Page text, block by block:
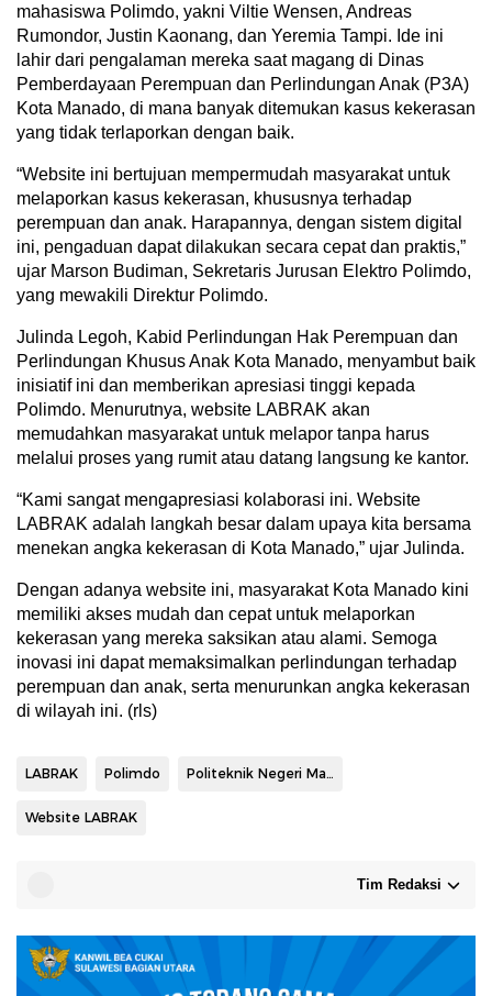
mahasiswa Polimdo, yakni Viltie Wensen, Andreas
Rumondor, Justin Kaonang, dan Yeremia Tampi. Ide ini
lahir dari pengalaman mereka saat magang di Dinas
Pemberdayaan Perempuan dan Perlindungan Anak (P3A)
Kota Manado, di mana banyak ditemukan kasus kekerasan
yang tidak terlaporkan dengan baik.
“Website ini bertujuan mempermudah masyarakat untuk
melaporkan kasus kekerasan, khususnya terhadap
perempuan dan anak. Harapannya, dengan sistem digital
ini, pengaduan dapat dilakukan secara cepat dan praktis,”
ujar Marson Budiman, Sekretaris Jurusan Elektro Polimdo,
yang mewakili Direktur Polimdo.
Julinda Legoh, Kabid Perlindungan Hak Perempuan dan
Perlindungan Khusus Anak Kota Manado, menyambut baik
inisiatif ini dan memberikan apresiasi tinggi kepada
Polimdo. Menurutnya, website LABRAK akan
memudahkan masyarakat untuk melapor tanpa harus
melalui proses yang rumit atau datang langsung ke kantor.
“Kami sangat mengapresiasi kolaborasi ini. Website
LABRAK adalah langkah besar dalam upaya kita bersama
menekan angka kekerasan di Kota Manado,” ujar Julinda.
Dengan adanya website ini, masyarakat Kota Manado kini
memiliki akses mudah dan cepat untuk melaporkan
kekerasan yang mereka saksikan atau alami. Semoga
inovasi ini dapat memaksimalkan perlindungan terhadap
perempuan dan anak, serta menurunkan angka kekerasan
di wilayah ini. (rls)
LABRAK Polimdo Politeknik Negeri Manado
Website LABRAK
Tim Redaksi